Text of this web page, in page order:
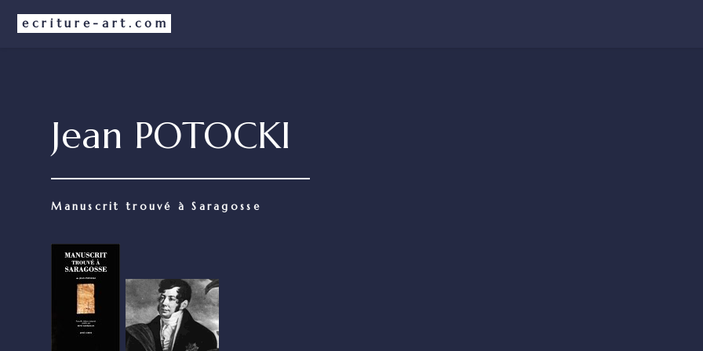
ecriture-art.com
Jean POTOCKI
Manuscrit trouvé à Saragosse